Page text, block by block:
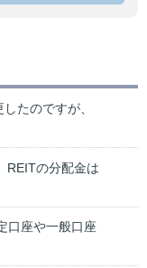
たのですが、
REITの分配金は
口座や一般口座